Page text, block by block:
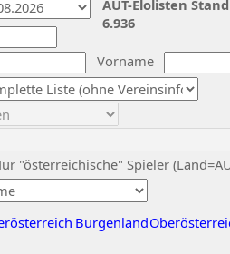
Vorname
"österreichische" Spieler
Burgenland
AUT-Elolisten
6.936